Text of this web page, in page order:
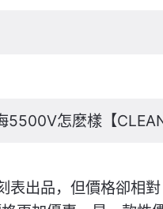
5500V怎麽樣【
表出品，但價格卻相對